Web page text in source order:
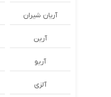
آریان شیران
آرین
آریو
آلزی